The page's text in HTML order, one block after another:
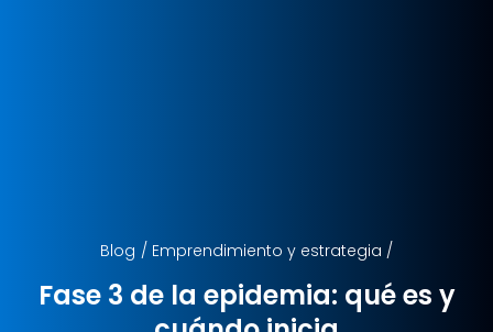
Blog / Emprendimiento y estrategia /
Fase 3 de la epidemia: qué es y